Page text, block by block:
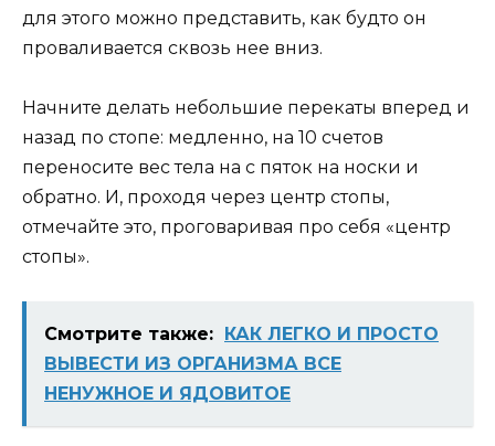
для этого можно представить, как будто он
проваливается сквозь нее вниз.
Начните делать небольшие перекаты вперед и
назад по стопе: медленно, на 10 счетов
переносите вес тела на с пяток на носки и
обратно. И, проходя через центр стопы,
отмечайте это, проговаривая про себя «центр
стопы».
Смотрите также: КАК ЛЕГКО И ПРОСТО
ВЫВЕСТИ ИЗ ОРГАНИЗМА ВСЕ
НЕНУЖНОЕ И ЯДОВИТОЕ